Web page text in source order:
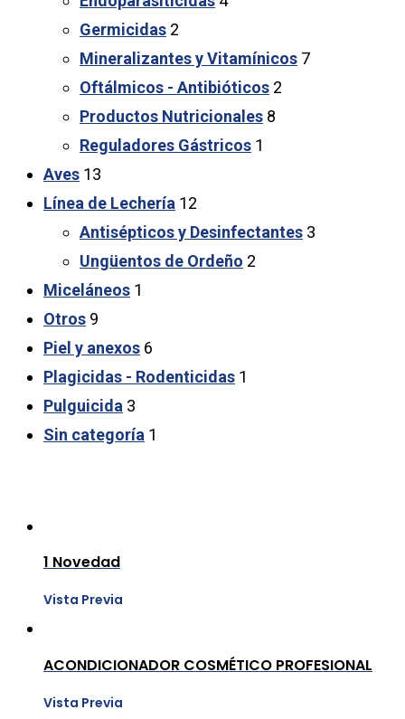
Germicidas 2
Mineralizantes y Vitamínicos 7
Oftálmicos - Antibióticos 2
Productos Nutricionales 8
Reguladores Gástricos 1
Aves 13
Línea de Lechería 12
Antisépticos y Desinfectantes 3
Ungüentos de Ordeño 2
Miceláneos 1
Otros 9
Piel y anexos 6
Plagicidas - Rodenticidas 1
Pulguicida 3
Sin categoría 1
1 Novedad
Vista Previa
ACONDICIONADOR COSMÉTICO PROFESIONAL
Vista Previa